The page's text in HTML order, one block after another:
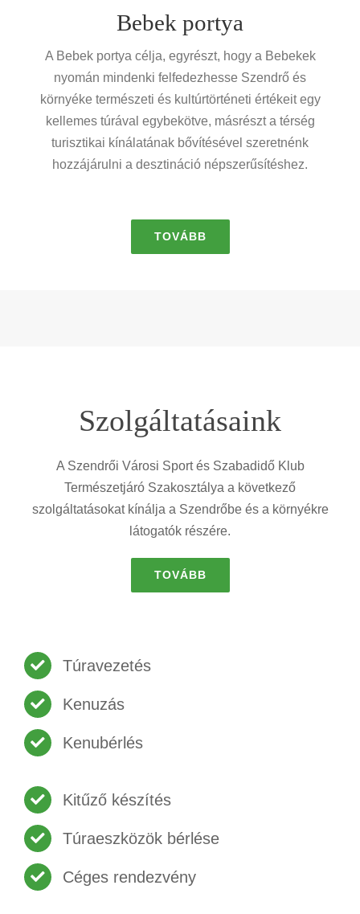
Bebek portya
A Bebek portya célja, egyrészt, hogy a Bebekek
nyomán mindenki felfedezhesse Szendrő és
környéke természeti és kultúrtörténeti értékeit egy
kellemes túrával egybekötve, másrészt a térség
turisztikai kínálatának bővítésével szeretnénk
hozzájárulni a desztináció népszerűsítéshez.
TOVÁBB
Szolgáltatásaink
A Szendrői Városi Sport és Szabadidő Klub
Természetjáró Szakosztálya a következő
szolgáltatásokat kínálja a Szendrőbe és a környékre
látogatók részére.
TOVÁBB
Túravezetés
Kenuzás
Kenubérlés
Kitűző készítés
Túraeszközök bérlése
Céges rendezvény